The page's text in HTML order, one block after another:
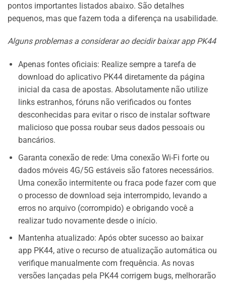
pontos importantes listados abaixo. São detalhes
pequenos, mas que fazem toda a diferença na usabilidade.
Alguns problemas a considerar ao decidir baixar app PK44
Apenas fontes oficiais: Realize sempre a tarefa de
download do aplicativo PK44 diretamente da página
inicial da casa de apostas. Absolutamente não utilize
links estranhos, fóruns não verificados ou fontes
desconhecidas para evitar o risco de instalar software
malicioso que possa roubar seus dados pessoais ou
bancários.
Garanta conexão de rede: Uma conexão Wi-Fi forte ou
dados móveis 4G/5G estáveis são fatores necessários.
Uma conexão intermitente ou fraca pode fazer com que
o processo de download seja interrompido, levando a
erros no arquivo (corrompido) e obrigando você a
realizar tudo novamente desde o início.
Mantenha atualizado: Após obter sucesso ao baixar
app PK44, ative o recurso de atualização automática ou
verifique manualmente com frequência. As novas
versões lançadas pela PK44 corrigem bugs, melhorarão